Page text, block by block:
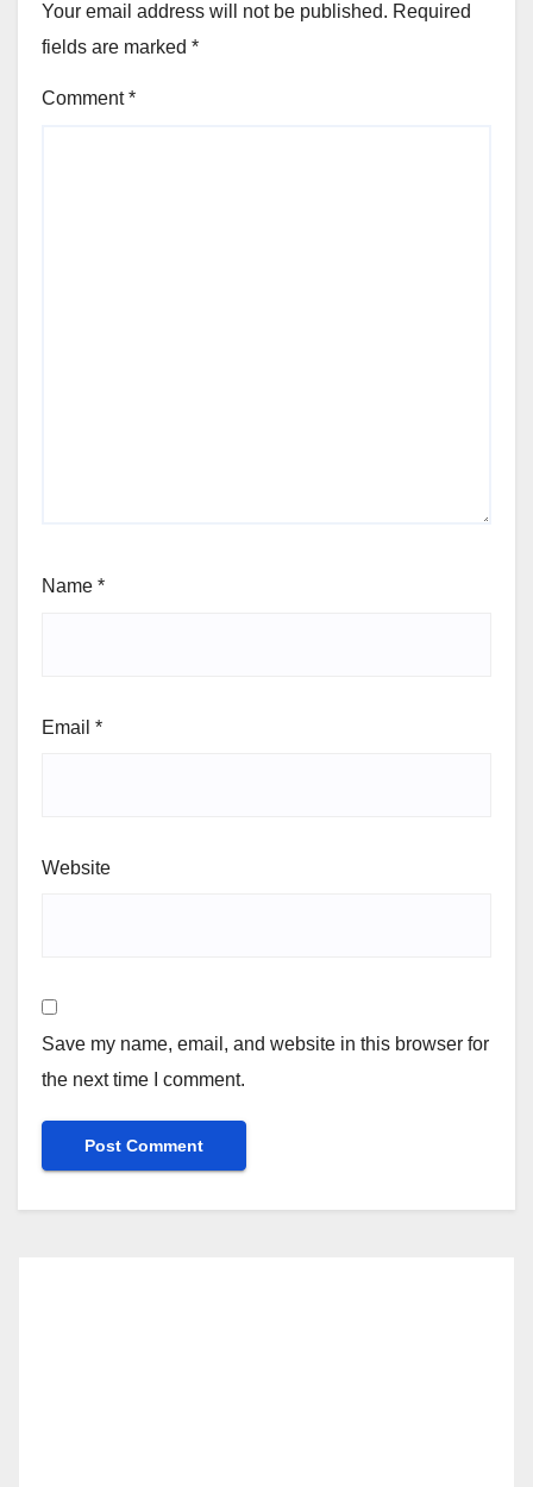
Your email address will not be published. Required
fields are marked *
Comment*
Name *
Email *
Website
Save my name, email, and website in this browser for
the next time I comment.